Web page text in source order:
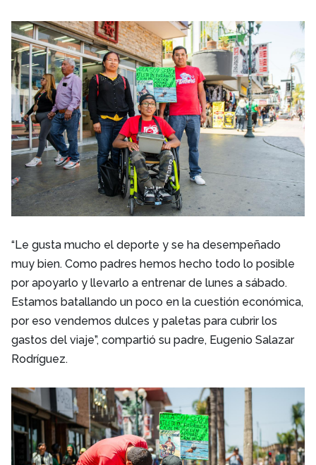
“Le gusta mucho el deporte y se ha desempeñado
muy bien. Como padres hemos hecho todo lo posible
por apoyarlo y llevarlo a entrenar de lunes a sábado.
Estamos batallando un poco en la cuestión económica,
por eso vendemos dulces y paletas para cubrir los
gastos del viaje”, compartió su padre, Eugenio Salazar
Rodríguez.